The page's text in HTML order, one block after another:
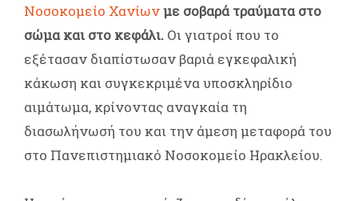
Νοσοκομείο Χανίωνμε σοβαρά τραύματα στο
σώμα και στο κεφάλι. Οι γιατροί που το
εξέτασαν διαπίστωσαν βαριά εγκεφαλική
κάκωση και συγκεκριμένα υποσκληρίδιο
αιμάτωμα, κρίνοντας αναγκαία τη
διασωλήνωσή του και την άμεση μεταφορά του
στο Πανεπιστημιακό Νοσοκομείο Ηρακλείου.